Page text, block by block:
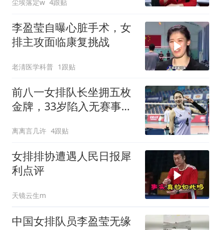
尘埃落定w 4跟贴
李盈莹自曝心脏手术，女
排主攻面临康复挑战
老淸医学科普 1跟贴
前八一女排队长坐拥五枚
金牌，33岁陷入无赛事可
离离言几许 4跟贴
女排排协遭遇人民日报犀
利点评
天镜云生m
中国女排队员李盈莹无缘